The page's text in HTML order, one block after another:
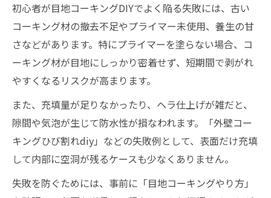
初心者が目地コーキングDIYでよく陥る失敗には、古い
コーキング材の撤去不足やプライマー未使用、養生の甘
さなどがあります。特にプライマーを塗らない場合、コ
ーキング材が目地にしっかり密着せず、短期間で剥がれ
やすくなるリスクが高まります。
また、充填量が足りなかったり、ヘラ仕上げが雑だと、
隙間や気泡が生じて防水性が損なわれます。「外壁コー
キングひび割れdiy」などの失敗例として、表面だけ充填
して内部に空洞が残るケースも少なくありません。
失敗を防ぐためには、事前に「目地コーキングやり方」